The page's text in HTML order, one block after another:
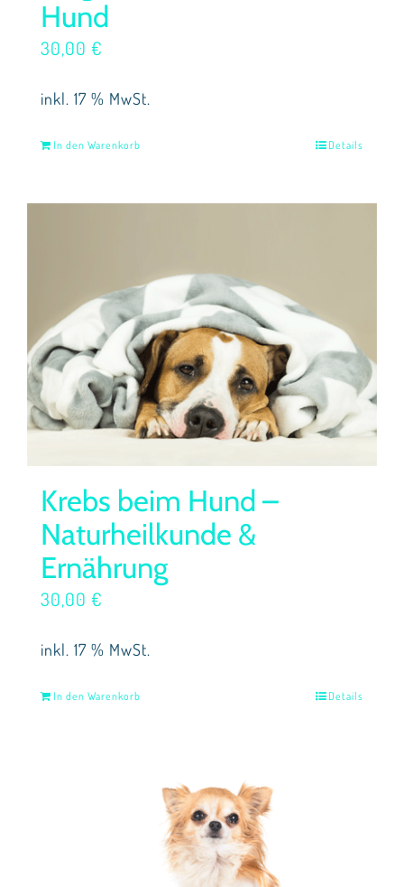
Hund
30,00 €
inkl. 17 % MwSt.
In den Warenkorb Details
Krebs beim Hund –
Naturheilkunde &
Ernährung
30,00 €
inkl. 17 % MwSt.
In den Warenkorb Details